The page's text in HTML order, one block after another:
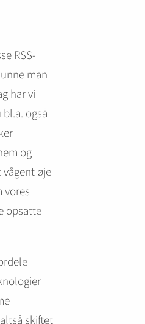
RSS-
man
har vi
også
og
øje
vores
opsatte
skiftet